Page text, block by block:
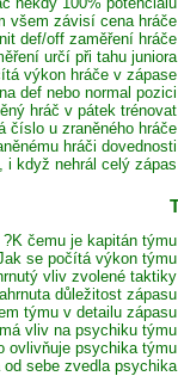
všem závisí cena hráče?
def/off zaměření hráče?
určí při tahu juniora?
výkon hráče v zápase?
def nebo normal pozici?
hráč v pátek trénovat?
číslo u zraněného hráče?
hráči dovednosti?
když nehrál celý zápas?
K čemu je kapitán týmu?
se počítá výkon týmu?
vliv zvolené taktiky?
důležitost zápasu?
týmu v detailu zápasu?
vliv na psychiku týmu?
ovlivňuje psychika týmu?
sebe zvedla psychika?